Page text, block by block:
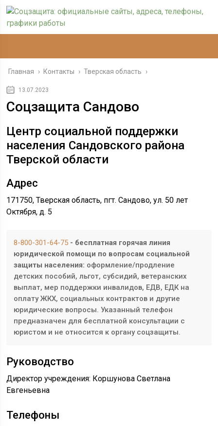
Главная › Контакты › Тверская область ›
13.07.2023
Соцзащита Сандово
Центр социальной поддержки
населения Сандовского района
Тверской области
Адрес
171750, Тверская область, пгт. Сандово, ул. 50 лет
Октября, д. 5
8-800-301-64-75 - бесплатная горячая линия
юридической помощи по вопросам социальной
защиты населения: оформление/продление
детских пособий, льгот, субсидий, ветеранских
выплат, мер поддержки инвалидов, ЕДВ, ЕДК на
оплату ЖКХ, социальных контрактов и другие
юридические вопросы. Указанный телефон
предназначен для бесплатной консультации с
юристом и не относится к органу соцзащиты.
Руководство
Директор учреждения: Коршунова Светлана
Евгеньевна
Телефоны